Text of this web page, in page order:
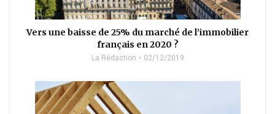
Vers une baisse de 25% du marché de l’immobilier
français en 2020 ?
La Rédaction 02/12/2019